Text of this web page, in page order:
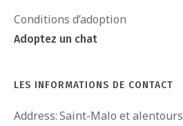
Conditions d’adoption
Adoptez un chat
LES INFORMATIONS DE CONTACT
Address:Saint-Malo et alentours